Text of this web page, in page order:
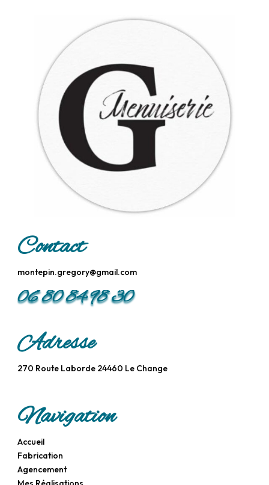
Contact
montepin.gregory@gmail.com
06 80 84 98 30
Adresse
270 Route Laborde 24460 Le Change
Navigation
Accueil
Fabrication
Agencement